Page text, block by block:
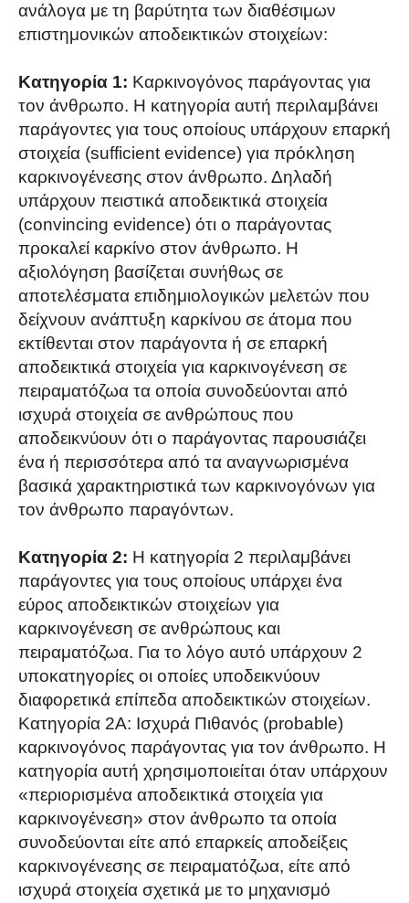
ανάλογα με τη βαρύτητα των διαθέσιμων
επιστημονικών αποδεικτικών στοιχείων:
Κατηγορία 1: Καρκινογόνος παράγοντας για
τον άνθρωπο. Η κατηγορία αυτή περιλαμβάνει
παράγοντες για τους οποίους υπάρχουν επαρκή
στοιχεία (sufficient evidence) για πρόκληση
καρκινογένεσης στον άνθρωπο. Δηλαδή
υπάρχουν πειστικά αποδεικτικά στοιχεία
(convincing evidence) ότι ο παράγοντας
προκαλεί καρκίνο στον άνθρωπο. Η
αξιολόγηση βασίζεται συνήθως σε
αποτελέσματα επιδημιολογικών μελετών που
δείχνουν ανάπτυξη καρκίνου σε άτομα που
εκτίθενται στον παράγοντα ή σε επαρκή
αποδεικτικά στοιχεία για καρκινογένεση σε
πειραματόζωα τα οποία συνοδεύονται από
ισχυρά στοιχεία σε ανθρώπους που
αποδεικνύουν ότι ο παράγοντας παρουσιάζει
ένα ή περισσότερα από τα αναγνωρισμένα
βασικά χαρακτηριστικά των καρκινογόνων για
τον άνθρωπο παραγόντων.
Κατηγορία 2: Η κατηγορία 2 περιλαμβάνει
παράγοντες για τους οποίους υπάρχει ένα
εύρος αποδεικτικών στοιχείων για
καρκινογένεση σε ανθρώπους και
πειραματόζωα. Για το λόγο αυτό υπάρχουν 2
υποκατηγορίες οι οποίες υποδεικνύουν
διαφορετικά επίπεδα αποδεικτικών στοιχείων.
Κατηγορία 2Α: Ισχυρά Πιθανός (probable)
καρκινογόνος παράγοντας για τον άνθρωπο. Η
κατηγορία αυτή χρησιμοποιείται όταν υπάρχουν
«περιορισμένα αποδεικτικά στοιχεία για
καρκινογένεση» στον άνθρωπο τα οποία
συνοδεύονται είτε από επαρκείς αποδείξεις
καρκινογένεσης σε πειραματόζωα, είτε από
ισχυρά στοιχεία σχετικά με το μηχανισμό